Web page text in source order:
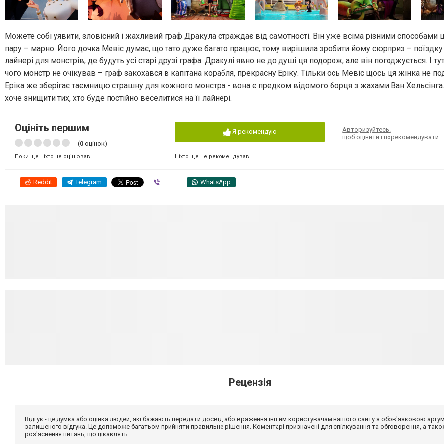
Можете собі уявити, зловісний і жахливий граф Дракула страждає від самотності. Він уже всіма різними способами
пару – марно. Його дочка Мевіс думає, що тато дуже багато працює, тому вирішила зробити йому сюрприз – поїздку
лайнері для монстрів, де будуть усі старі друзі графа. Дракулі явно не до душі ця подорож, але він погоджується. І
чого монстр не очікував – граф закохався в капітана корабля, прекрасну Еріку. Тільки ось Мевіс щось ця жінка не
Еріка же зберігає таємницю страшну для кожного монстра - вона є предком відомого борця з жахами Ван
хоче знищити тих, хто буде постійно веселитися на її лайнері.
Оцініть першим
(0 оцінок)
Поки ще ніхто не оцінював
Я рекомендую
Ніхто ще не рекомендував
Авторизуйтесь,
щоб оцінити і порекомендувати
Reddit Telegram WhatsApp
Рецензія
Відгук - це думка або оцінка людей, які бажають передати досвід або враження іншим користувачам нашого сайту з обов'язковою
залишеного відгука. Це допоможе багатьом прийняти правильне рішення. Коментарі призначені для спілкування та обговорення, а
роз'яснення питань, що цікавлять.